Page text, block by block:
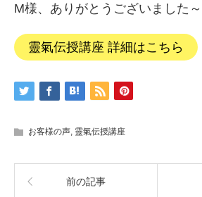
M様、ありがとうございました～
靈氣伝授講座 詳細はこちら
お客様の声, 靈氣伝授講座
前の記事